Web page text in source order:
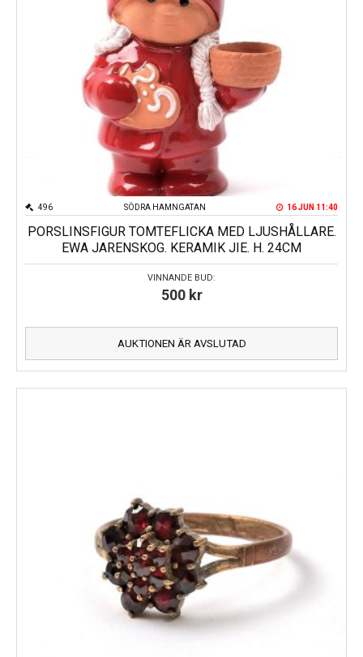
SÖDRA HAMNGATAN
496 16 JUN 11:40
PORSLINSFIGUR TOMTEFLICKA MED LJUSHÅLLARE.
EWA JARENSKOG. KERAMIK JIE. H. 24CM
VINNANDE BUD:
500 kr
AUKTIONEN ÄR AVSLUTAD